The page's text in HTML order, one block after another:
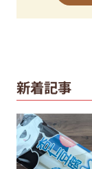
新着記事